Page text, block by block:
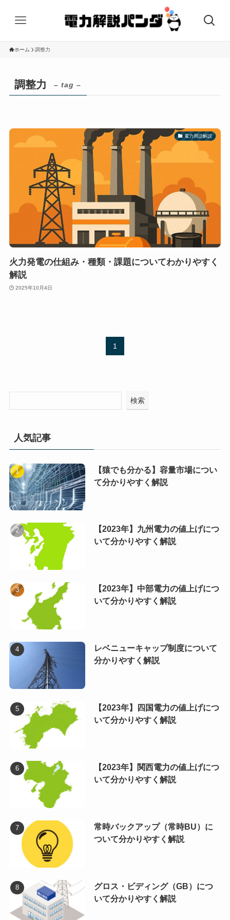
ホーム 調整力
調整力 – tag –
電力用語解説
火力発電の仕組み・種類・課題についてわかりやすく
解説
2025年10月4日
1
検索
人気記事
【猿でも分かる】容量市場につい
て分かりやすく解説
【2023年】九州電力の値上げにつ
いて分かりやすく解説
【2023年】中部電力の値上げにつ
いて分かりやすく解説
レベニューキャップ制度について
分かりやすく解説
【2023年】四国電力の値上げにつ
いて分かりやすく解説
【2023年】関西電力の値上げにつ
いて分かりやすく解説
常時バックアップ（常時BU）に
ついて分かりやすく解説
グロス・ビディング（GB）につ
いて分かりやすく解説